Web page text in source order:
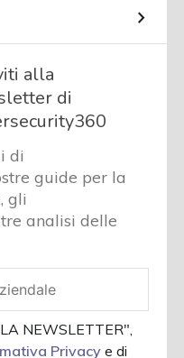
alla
di
di
guide per la
gli
analisi delle
NEWSLETTER",
Privacye di